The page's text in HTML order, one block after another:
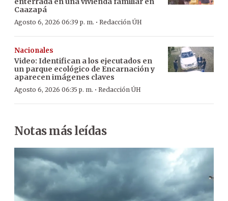
Caazapá
Agosto 6, 2026 06:39 p. m. · Redacción ÚH
Nacionales
Video: Identifican a los ejecutados en
un parque ecológico de Encarnación y
aparecen imágenes claves
Agosto 6, 2026 06:35 p. m. · Redacción ÚH
Notas más leídas